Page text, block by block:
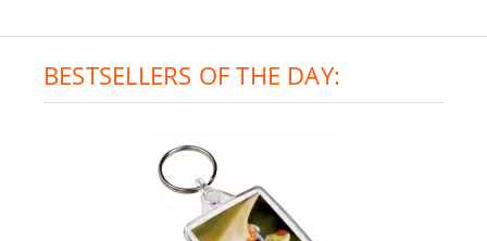
BESTSELLERS OF THE DAY: